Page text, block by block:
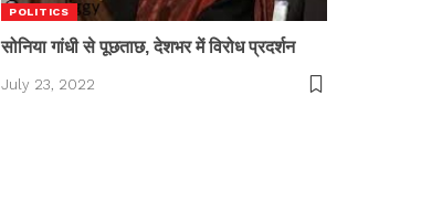
POLITICS
सोनिया गांधी से पूछताछ, देशभर में विरोध प्रदर्शन
July 23, 2022